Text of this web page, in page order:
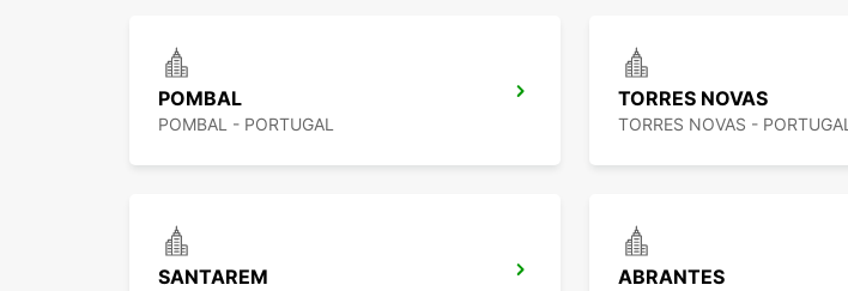
POMBAL
POMBAL - PORTUGAL
TORRES NOVAS
TORRES NOVAS - PORTUGAL
SANTAREM ABRANTES